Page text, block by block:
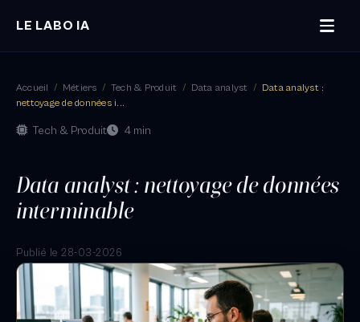
LE LABO IA
Accueil / Métiers / Tech & Produit / Data analyst / Data analyst :
nettoyage de données i...
Tech & Produit 4 min
Data analyst : nettoyage de données
interminable
Publié le 28-03-2026